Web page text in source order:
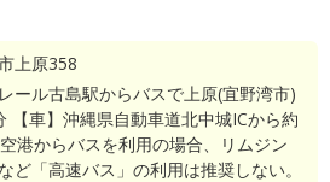
上原358
ール古島駅からバスで上原(宜野湾市)
【車】沖縄県自動車道北中城ICから約
からバスを利用の場合、リムジン
ど「高速バス」の利用は推奨しない。